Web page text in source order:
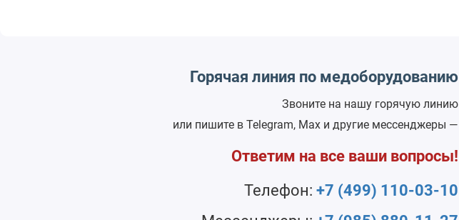
Горячая линия по медоборудованию
Звоните на нашу горячую линию
или пишите в Telegram, Max и другие мессенджеры —
Ответим на все ваши вопросы!
Телефон: +7 (499) 110-03-10